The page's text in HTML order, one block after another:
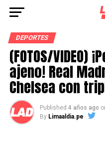
DEPORTES
(FOTOS/VIDEO)
ajeno! Real
Chelsea con
Published 4 años ago
By Limaaldia.pe